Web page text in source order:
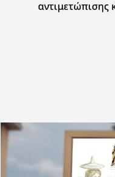
αντιμετώπισης